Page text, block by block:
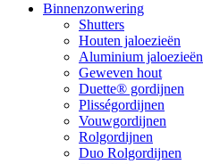
Binnenzonwering
Shutters
Houten jaloezieën
Aluminium jaloezieën
Geweven hout
Duette® gordijnen
Plisségordijnen
Vouwgordijnen
Rolgordijnen
Duo Rolgordijnen